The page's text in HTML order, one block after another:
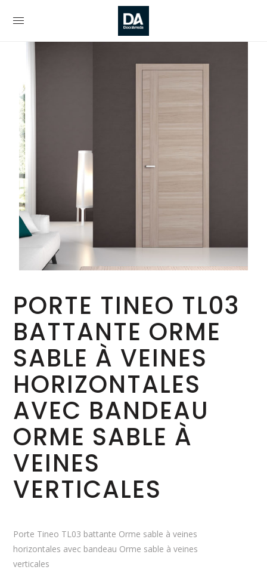
PORTE TINEO TL03
BATTANTE ORME
SABLE À VEINES
HORIZONTALES
AVEC BANDEAU
ORME SABLE À
VEINES
VERTICALES
Porte Tineo TL03 battante Orme sable à veines
horizontales avec bandeau Orme sable à veines
verticales